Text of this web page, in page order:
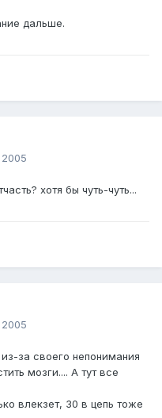
дальше.
хотя бы чуть-чуть...
за своего непонимания
мозги.... А тут все
влекзет, 30 в цепь тоже